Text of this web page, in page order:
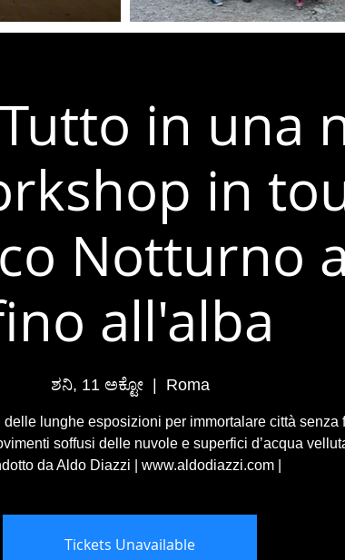
in una
in
Notturno
all'alba
ಶನಿ, 11 ಅಕ್ಟೋ
  |
Roma
delle lunghe esposizioni per immortalare città senza
soffusi delle nuvole e superfici d’acqua
da Aldo Diazzi | www.aldodiazzi.com |
Tickets Unavailable